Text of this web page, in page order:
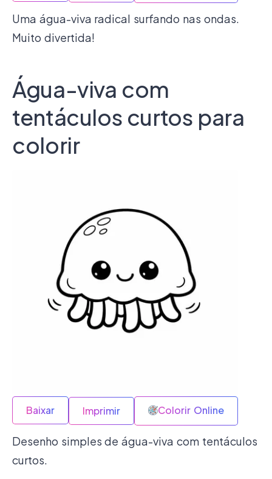
Uma água-viva radical surfando nas ondas.
Muito divertida!
Água-viva com
tentáculos curtos para
colorir
Baixar Imprimir Colorir Online
Desenho simples de água-viva com tentáculos
curtos.